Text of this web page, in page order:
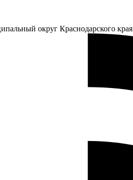
округ Краснодарского края